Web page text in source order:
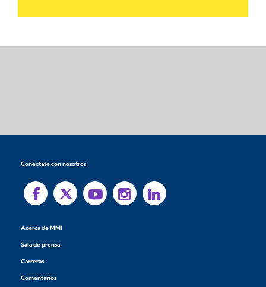
Conéctate con nosotros
Acerca de MMI
Sala de prensa
Carreras
Comentarios